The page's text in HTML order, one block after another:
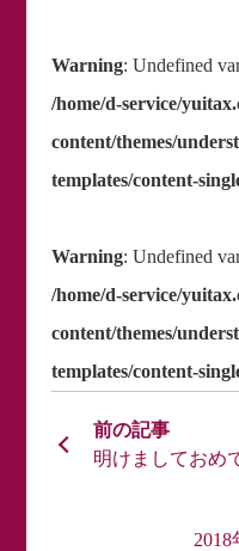
Warning: Undefined
/home/d-service/
content/themes/
templates/content-
Warning: Undefined
/home/d-service/
content/themes/
templates/content-
明けましておめ